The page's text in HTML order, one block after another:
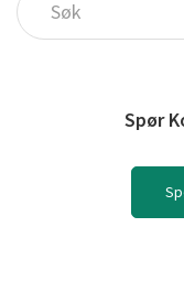
Spør